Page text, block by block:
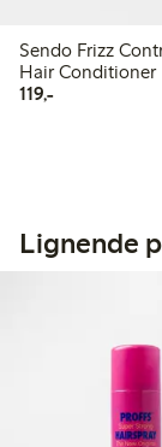
Sendo Frizz
Hair Conditioner
119,-119,00 kr
Lignende